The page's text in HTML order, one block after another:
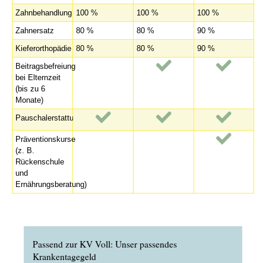
Zahnbehandlung 100 % 100 %
100 %
Zahnersatz
80 % 80 %
90 %
Kieferorthopädie 80 % 80 %
90 %
Beitragsbefreiung
bei Elternzeit
(bis zu 6
Monate)
Pauschalerstattung
Präventionskurse
(z. B.
Rückenschule
und
Ernährungsberatung)
Passend zur KV Voll: Unser passendes
Krankentagegeld